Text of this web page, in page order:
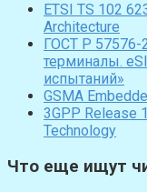
ETSI TS 102
Architecture
ГОСТ Р 57576-
терминалы.
испытаний»
GSMA
3GPP Release
Technology
Что еще ищут